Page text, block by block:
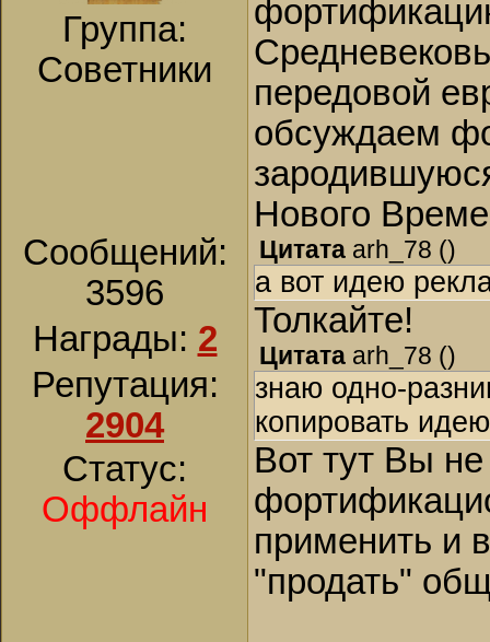
Группа:
Советники
Сообщений:
3596
Награды: 2
Репутация:
2904
Статус:
Оффлайн
передовой
обсуждаем
Нового
Цитата arh_78 ()
а вот идею
Толкайте!
Цитата arh_78 ()
знаю одно-
копировать
Вот тут Вы
применить и
"продать"